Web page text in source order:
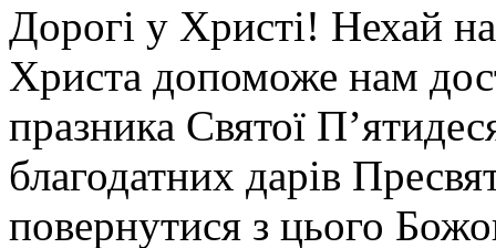
Дорогі у Христі! Нехай
Христа допоможе нам
празника Святої
благодатних дарів
повернутися з цього